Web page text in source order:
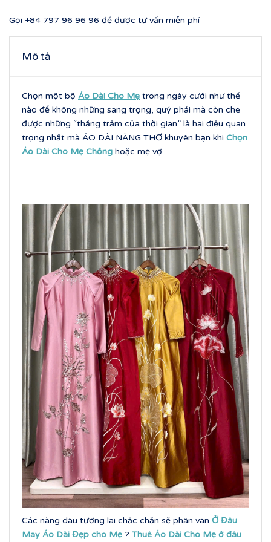
Gọi +84 797 96 96 96 để được tư vấn miễn phí
Mô tả
Chọn một bộ Áo Dài Cho Mẹ trong ngày cưới như thế
nào để không những sang trọng, quý phái mà còn che
được những “thăng trầm của thời gian” là hai điều quan
trọng nhất mà ÁO DÀI NÀNG THƠ khuyên bạn khi Chọn
Áo Dài Cho Mẹ Chồng hoặc mẹ vợ.
Các nàng dâu tương lai chắc chắn sẽ phân vân Ở Đâu
May Áo Dài Đẹp cho Mẹ ? Thuê Áo Dài Cho Mẹ ở đâu